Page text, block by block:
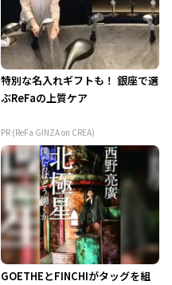
特別な名入れギフトも！ 銀座で選
ぶReFaの上質ケア
PR (ReFa GINZA on CREA)
GOETHEとFINCHIがタッグを組